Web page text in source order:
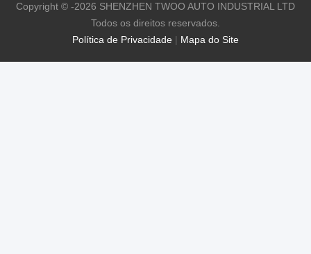
Política de Privacidade | Mapa do Site
Copyright © -2026 SHENZHEN TWOO AUTO INDUSTRIAL LTD
Todos os direitos reservados.